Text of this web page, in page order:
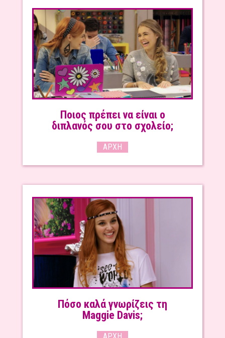
Ποιος πρέπει να είναι ο
διπλανός σου στο σχολείο;
ΑΡΧΉ
Πόσο καλά γνωρίζεις τη
Maggie Davis;